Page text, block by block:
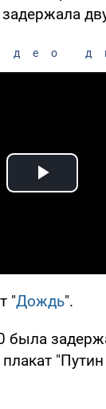
Play
"Дождь".
была